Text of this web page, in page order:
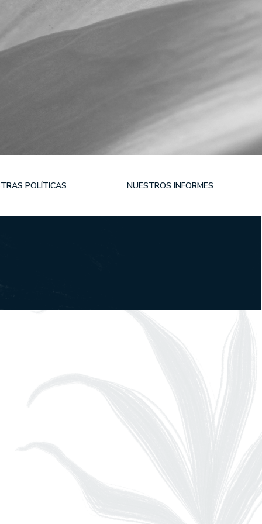
NUESTRA TRAYECTORIA EN ESG
POLÍTICAS NUESTROS INFORMES